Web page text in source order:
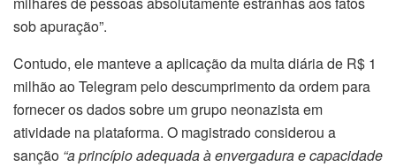
sob apuração”.
Contudo, ele manteve a aplicação da multa diária de R$ 1
milhão ao Telegram pelo descumprimento da ordem para
fornecer os dados sobre um grupo neonazista em
atividade na plataforma. O magistrado considerou a
sanção “a princípio adequada à envergadura e capacidade